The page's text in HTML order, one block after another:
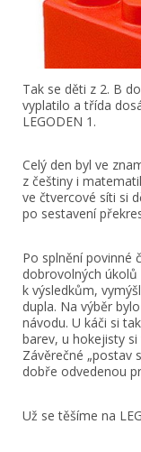
Tak se děti z 2. B
vyplatilo a třída
LEGODEN 1.
Celý den byl ve
z češtiny i
ve čtvercové síti si
po sestavení
Po splnění povinné
dobrovolných
k výsledkům,
dupla. Na výběr
návodu. U káči si
barev, u hokejisty
Závěrečné „postav
dobře odvedenou
Už se těšíme na